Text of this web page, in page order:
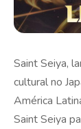
Saint Seiya,
cultural no
América
Saint Seiya